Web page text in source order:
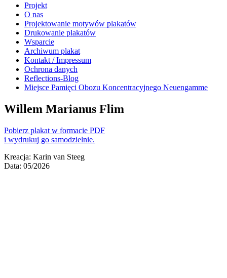
Projekt
O nas
Projektowanie motywów plakatów
Drukowanie plakatów
Wsparcie
Archiwum plakat
Kontakt / Impressum
Ochrona danych
Reflections-Blog
Miejsce Pamięci Obozu Koncentracyjnego Neuengamme
Willem Marianus Flim
Pobierz plakat w formacie PDF
i wydrukuj go samodzielnie.
Kreacja: Karin van Steeg
Data: 05/2026